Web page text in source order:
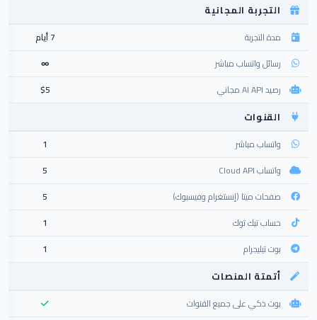
التجربة المجانية
مدة التجربة
7 أيام
رسائل واتساب مباشر
∞
رصيد AI API مجاني
$5
القنوات
واتساب مباشر
1
واتساب Cloud API
5
صفحات ميتا (إنستغرام وفيسبوك)
5
حساب تيك توك
1
بوت تيليجرام
1
أتمتة المنصات
بوت ذكي على جميع القنوات